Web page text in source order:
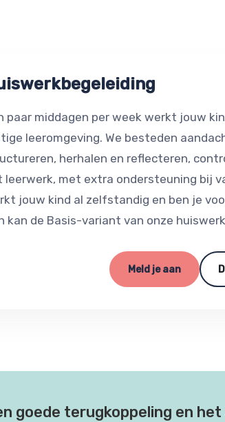
paar middagen per week werkt jouw
leeromgeving. We besteden
herhalen en reflecteren,
leerwerk, met extra ondersteuning bij
jouw kind al zelfstandig en ben je
kan de Basis-variant van onze
Meld je aan
goede terugkoppeling en